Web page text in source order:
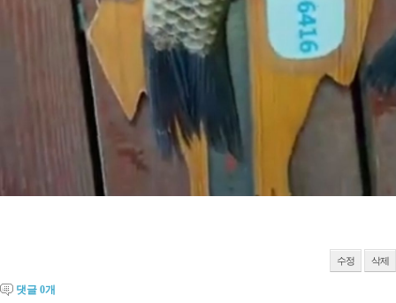
수정 삭제
댓글 0개